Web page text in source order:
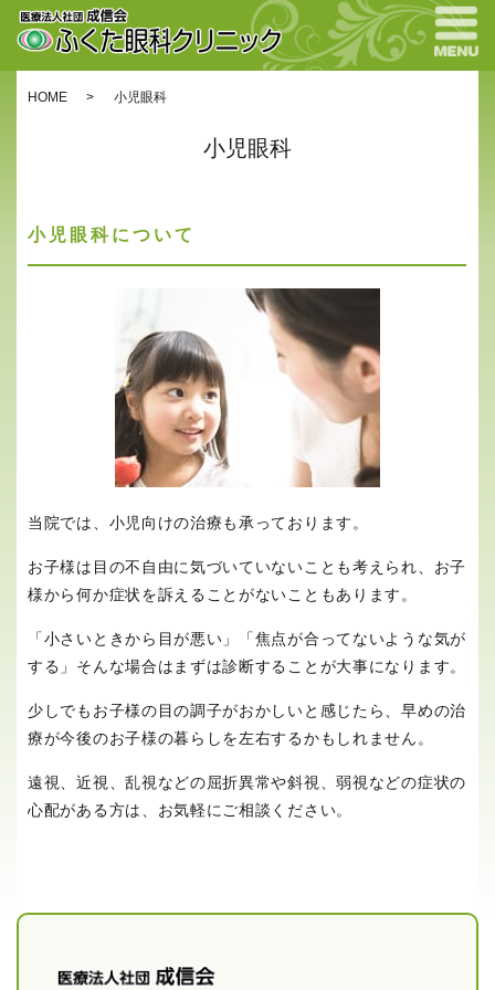
HOME 小児眼科
小児眼科
小児眼科について
当院では、小児向けの治療も承っております。
お子様は目の不自由に気づいていないことも考えられ、お子
様から何か症状を訴えることがないこともあります。
「小さいときから目が悪い」「焦点が合ってないような気が
する」そんな場合はまずは診断することが大事になります。
少しでもお子様の目の調子がおかしいと感じたら、早めの治
療が今後のお子様の暮らしを左右するかもしれません。
遠視、近視、乱視などの屈折異常や斜視、弱視などの症状の
心配がある方は、お気軽にご相談ください。